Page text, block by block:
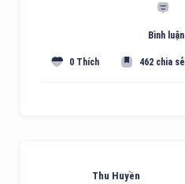
Bình luận
0 Thích 462 chia sẻ
Thu Huyền